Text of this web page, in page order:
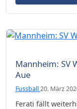
Mannheim: SV
Aue
Fussball20. März
Ferati fällt